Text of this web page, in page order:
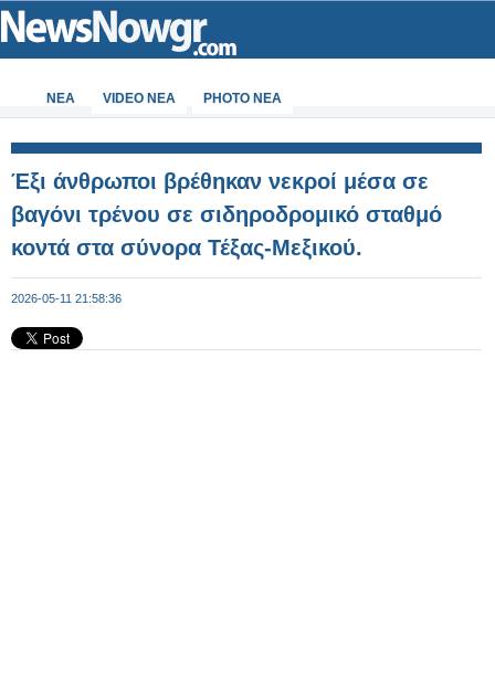
ΝΕΑ VIDEO NEA PHOTO NEA
Έξι άνθρωποι βρέθηκαν νεκροί μέσα σε
βαγόνι τρένου σε σιδηροδρομικό σταθμό
κοντά στα σύνορα Τέξας-Μεξικού.
2026-05-11 21:58:36